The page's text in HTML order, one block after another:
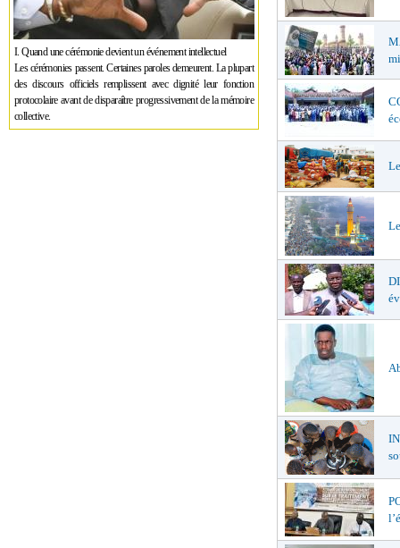
I. Quand une cérémonie devient un événement intellectuel
Les cérémonies passent. Certaines paroles demeurent. La plupart
des discours officiels remplissent avec dignité leur fonction
protocolaire avant de disparaître progressivement de la mémoire
collective.